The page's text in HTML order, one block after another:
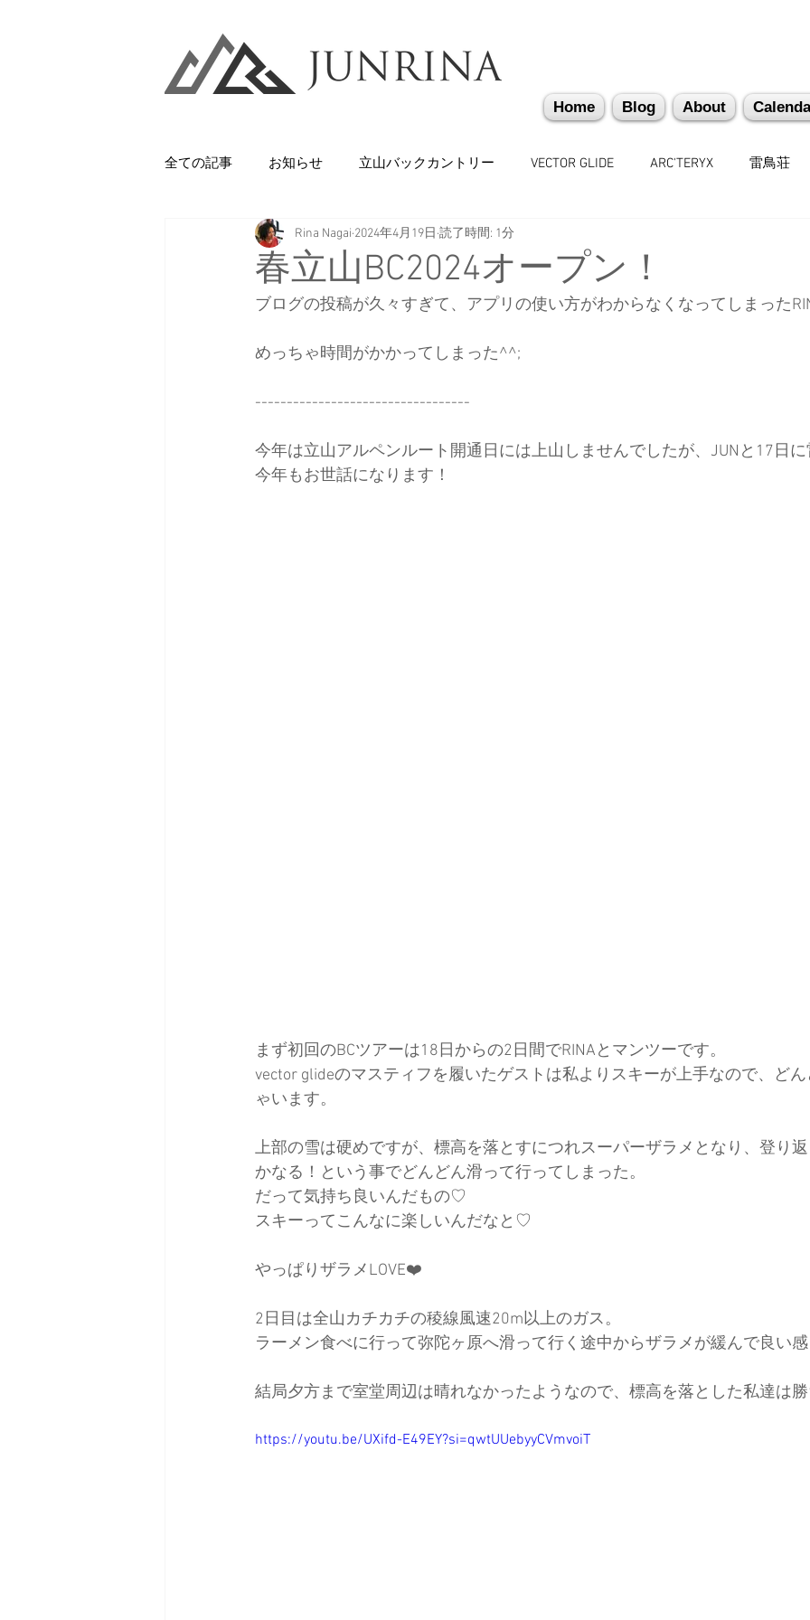
Home Blog About
全ての記事 お知らせ 立山バックカントリー VECTOR GLIDE ARC'TERYX 雷鳥荘
Backcountry 八甲田山 かぐらバックカントリー
石井スポーツ 休日 美味しいもの バックカントリーギア 山道具 勉強会
日本バックカントリースキーガイド協会 中央アルプス 展示会 Sweet Protection
春立山BC2024オープン！
Rina Nagai 2024年4月19日 読了時間: 1分
ブログの投稿が久々すぎて、アプリの使い方がわからなくなってしまった
めっちゃ時間がかかってしまった^^;
----------------------------------
今年は立山アルペンルート開通日には上山しませんでしたが、JUNと17日に
今年もお世話になります！
まず初回のBCツアーは18日からの2日間でRINAとマンツーです。
vector glideのマスティフを履いたゲストは私よりスキーが上手なので、ど
ゃいます。
上部の雪は硬めですが、標高を落とすにつれスーパーザラメとなり、登り
かなる！という事でどんどん滑って行ってしまった。
だって気持ち良いんだもの♡
スキーってこんなに楽しいんだなと♡
やっぱりザラメLOVE❤️
2日目は全山カチカチの稜線風速20m以上のガス。
ラーメン食べに行って弥陀ヶ原へ滑って行く途中からザラメが緩んで良い感
結局夕方まで室堂周辺は晴れなかったようなので、標高を落とした私達は勝
https://youtu.be/UXifd-E49EY?si=qwtUUebyyCVmvoiT